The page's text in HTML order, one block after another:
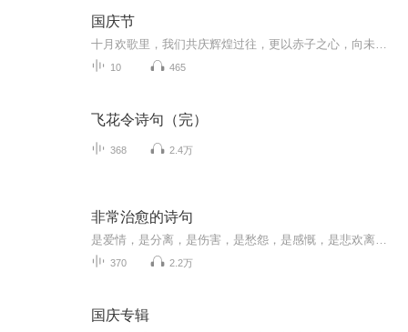
国庆节
10 465
飞花令诗句（完）
368 2.4万
非常治愈的诗句
370 2.2万
国庆专辑